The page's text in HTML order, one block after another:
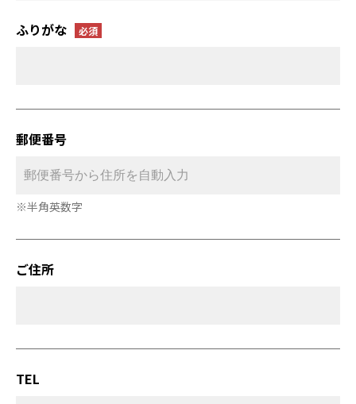
ふりがな
郵便番号
※半角英数字
ご住所
TEL